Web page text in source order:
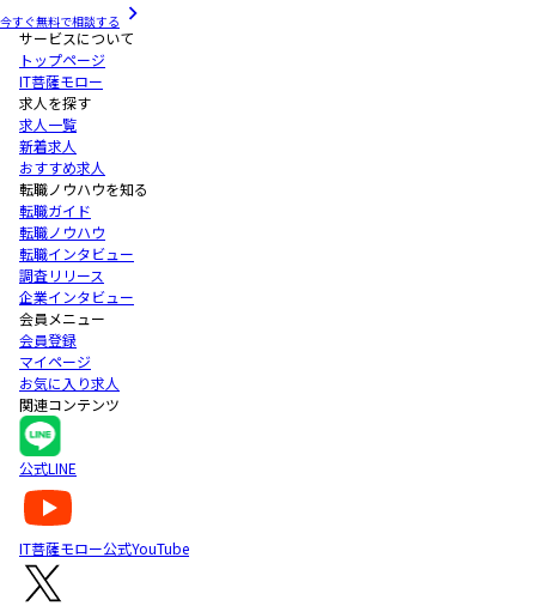
今すぐ無料で相談する
サービスについて
トップページ
IT菩薩モロー
求人を探す
求人一覧
新着求人
おすすめ求人
転職ノウハウを知る
転職ガイド
転職ノウハウ
転職インタビュー
調査リリース
企業インタビュー
会員メニュー
会員登録
マイページ
お気に入り求人
関連コンテンツ
公式LINE
IT菩薩モロー公式YouTube